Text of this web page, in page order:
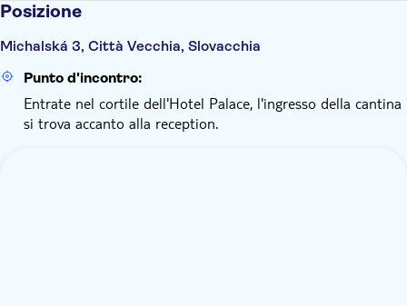
Posizione
Michalská 3, Città Vecchia, Slovacchia
Punto d'incontro:
Entrate nel cortile dell'Hotel Palace, l'ingresso della cantina
si trova accanto alla reception.